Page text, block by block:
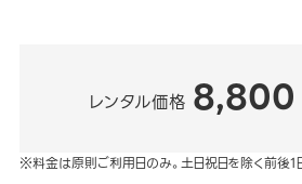
レンタル価格 8,800
※料金は原則ご利用日のみ。土日祝日を除く前後1